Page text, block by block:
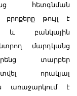
հետգնման
բրոքերը թույլ է
և բանկային
մարդկանց
տարբեր
որակյալ
առաջարկում է